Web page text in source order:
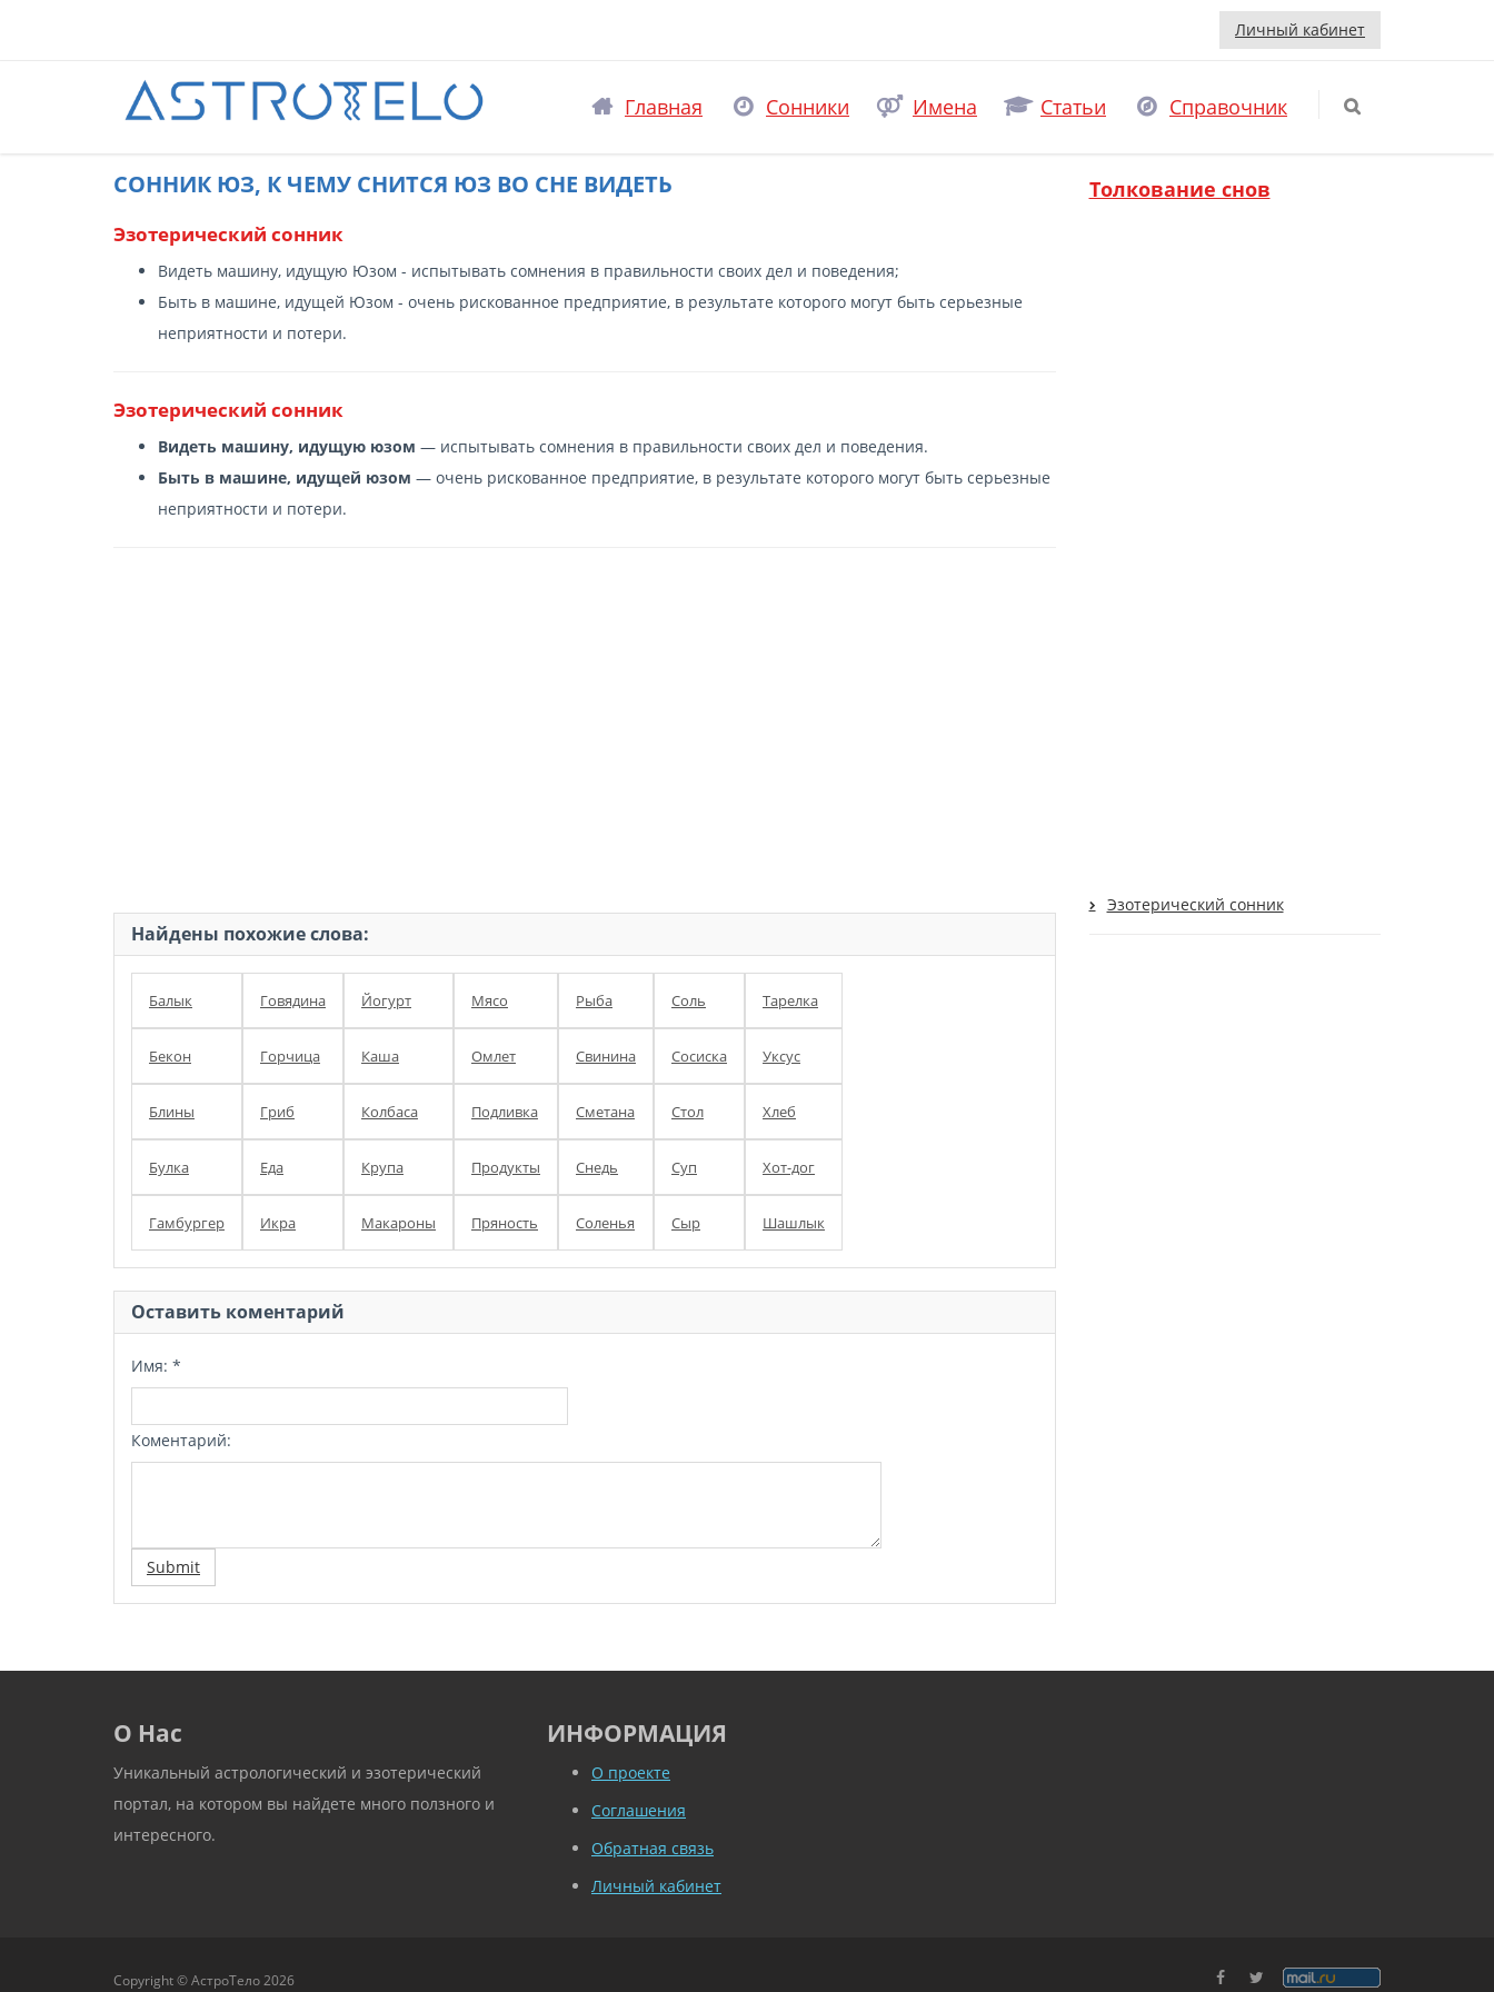
Личный кабинет
Главная Сонники Имена Статьи Справочник
CОННИК ЮЗ, К ЧЕМУ СНИТСЯ ЮЗ ВО СНЕ ВИДЕТЬ
Эзотерический сонник
Видеть машину, идущую Юзом - испытывать сомнения в правильности своих дел и поведения;
Быть в машине, идущей Юзом - очень рискованное предприятие, в результате которого могут быть серьезные
неприятности и потери.
Эзотерический сонник
Видеть машину, идущую юзом — испытывать сомнения в правильности своих дел и поведения.
Быть в машине, идущей юзом — очень рискованное предприятие, в результате которого могут быть серьезные
неприятности и потери.
Найдены похожие слова:
Балык Говядина Йогурт Мясо Рыба Соль Тарелка
Бекон Горчица Каша Омлет Свинина Сосиска Уксус
Блины Гриб Колбаса Подливка Сметана Стол Хлеб
Булка Еда Крупа Продукты Снедь Суп Хот-дог
Гамбургер Икра Макароны Пряность Соленья Сыр Шашлык
Оставить коментарий
Имя: *
Коментарий:
Submit
Толкование снов
Эзотерический сонник
О Нас
Уникальный астрологический и эзотерический
портал, на котором вы найдете много ползного и
интересного.
ИНФОРМАЦИЯ
О проекте
Соглашения
Обратная связь
Личный кабинет
Copyright © АстроТело 2026